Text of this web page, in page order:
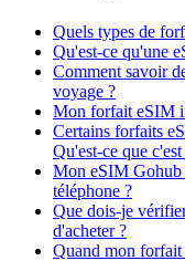
Quels types de
Qu'est-ce qu'une
Comment savoir
voyage ?
Mon forfait eSIM
Certains forfaits
Qu'est-ce que c'est
Mon eSIM Gohub
téléphone ?
Que dois-je
d'acheter ?
Quand mon